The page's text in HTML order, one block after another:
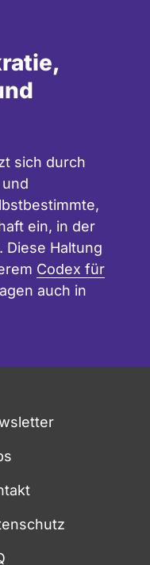
sich durch
ein, in der
Diese Haltung
Codex für
auch in